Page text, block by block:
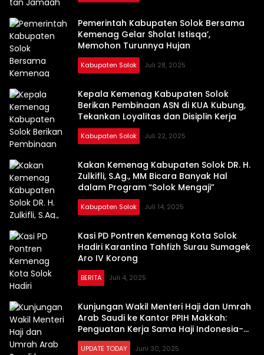
Pemerintah Kabupaten Solok Bersama
Kemenag Gelar Sholat Istisqa’,
Memohon Turunnya Hujan
Kabupaten Solok Juli 28, 2025
Kepala Kemenag Kabupaten Solok
Berikan Pembinaan ASN di KUA Kubung,
Tekankan Loyalitas dan Disiplin Kerja
Kabupaten Solok Juli 22, 2025
Kakan Kemenag Kabupaten Solok DR. H.
Zulkifli, S.Ag., MM Bicara Banyak Hal
dalam Program “Solok Mengaji”
Kabupaten Solok Juli 14, 2025
Kasi PD Pontren Kemenag Kota Solok
Hadiri Karantina Tahfizh Surau Sumagek
Aro IV Korong
BERITA Juli 4, 2025
Kunjungan Wakil Menteri Haji dan Umrah
Arab Saudi ke Kantor PPIH Makkah:
Penguatan Kerja Sama Haji Indonesia-
Arab Saudi
UPDATE TODAY Juni 30, 2025